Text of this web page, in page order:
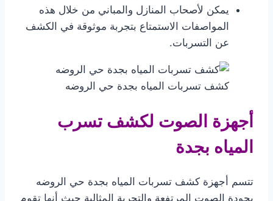
يمكن لأصحاب المنازل والمباني من خلال هذه
المواصفات الاستمتاع بتجربة موثوقة في الكشف
عن التسربات.
كشف تسربات المياه بجدة حي الروضه
أجهزة الصوت لكشف تسرب
المياه بجدة
تتسم أجهزة كشف تسربات المياه بجدة حي الروضه
بجودة الصوت المرتفعة والتجربة المثالية حيث أنها تقوم